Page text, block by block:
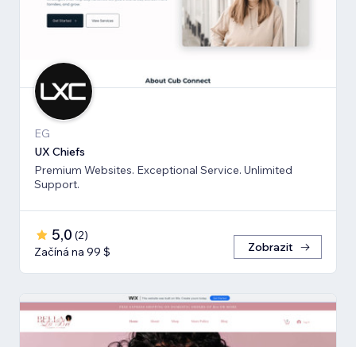
EG
UX Chiefs
Premium Websites. Exceptional Service. Unlimited
Support.
5,0 (2)
Začíná na 99 $
Zobrazit